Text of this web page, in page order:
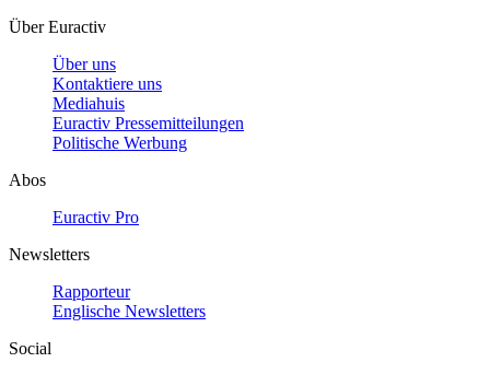
Über Euractiv
Über uns
Kontaktiere uns
Mediahuis
Euractiv Pressemitteilungen
Politische Werbung
Abos
Euractiv Pro
Newsletters
Rapporteur
Englische Newsletters
Social